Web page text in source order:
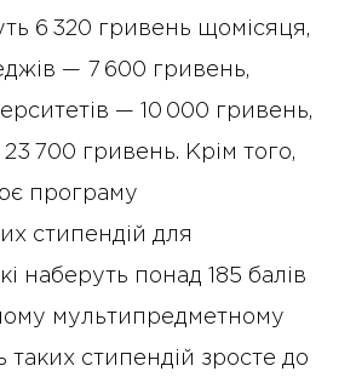
6 320 гривень щомісяця,
— 7 600 гривень,
— 10 000 гривень,
700 гривень. Крім того,
програму
стипендій для
наберуть понад 185 балів
мультипредметному
таких стипендій зросте до